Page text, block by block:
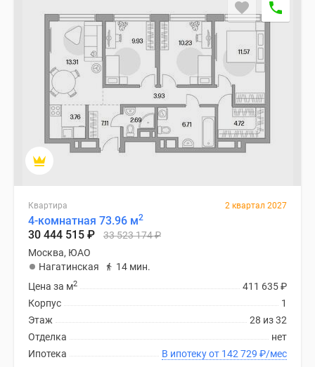
Квартира 2 квартал 2027
4-комнатная 73.96 м2
30 444 515 ₽ 33 523 174₽
Москва, ЮАО
Нагатинская
14 мин.
411 635₽
Цена за м2
1
Корпус
28 из 32
Этаж
нет
Отделка
В ипотеку от 142 729 ₽/мес
Ипотека